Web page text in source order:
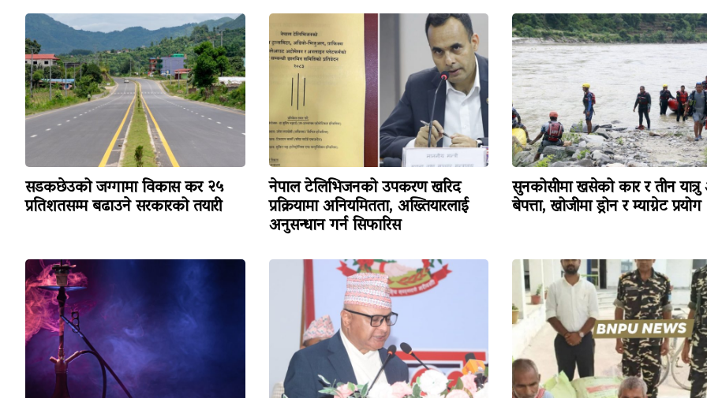
सडकछेउको जग्गामा विकास कर २५
प्रतिशतसम्म बढाउने सरकारको तयारी
नेपाल टेलिभिजनको उपकरण खरिद
प्रक्रियामा अनियमितता, अख्तियारलाई
अनुसन्धान गर्न सिफारिस
सुनकोसीमा खसेको कार र तीन
बेपत्ता, खोजीमा ड्रोन र म्याग्नेट प्रयोग